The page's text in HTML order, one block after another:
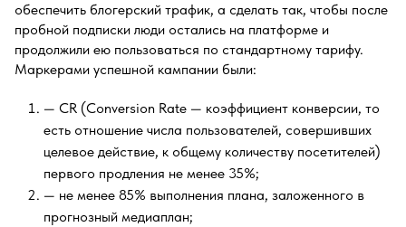
обеспечить блогерский трафик, а сделать так, чтобы после
пробной подписки люди остались на платформе и
продолжили ею пользоваться по стандартному тарифу.
Маркерами успешной кампании были:
— CR (Conversion Rate — коэффициент конверсии, то
есть отношение числа пользователей, совершивших
целевое действие, к общему количеству посетителей)
первого продления не менее 35%;
— не менее 85% выполнения плана, заложенного в
прогнозный медиаплан;